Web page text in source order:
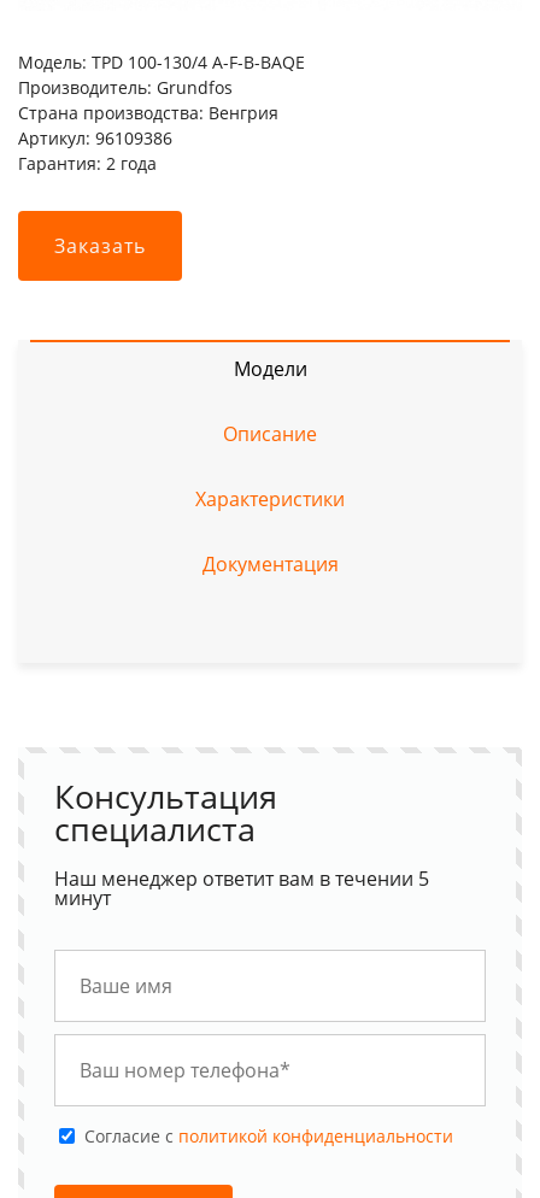
Модель: TPD 100-130/4 A-F-B-BAQE
Производитель: Grundfos
Страна производства: Венгрия
Артикул: 96109386
Гарантия: 2 года
Заказать
Модели
Описание
Характеристики
Документация
Консультация
специалиста
Наш менеджер ответит вам в течении 5
минут
Cогласие с политикой конфиденциальности